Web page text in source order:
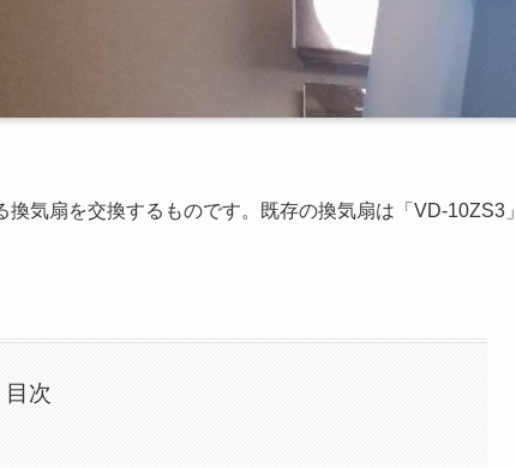
気扇を交換するものです。既存の換気扇は「VD-10ZS3」
目次